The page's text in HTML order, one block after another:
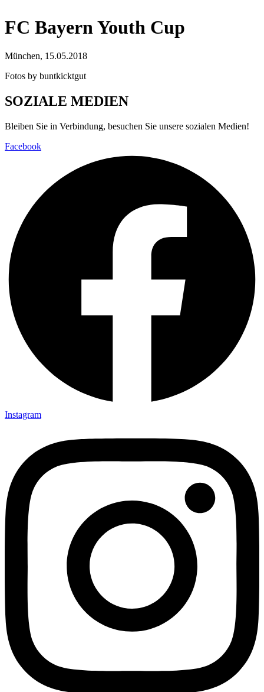
FC Bayern Youth Cup
München, 15.05.2018
Fotos by buntkicktgut
SOZIALE MEDIEN
Bleiben Sie in Verbindung, besuchen Sie unsere sozialen Medien!
Facebook
Instagram